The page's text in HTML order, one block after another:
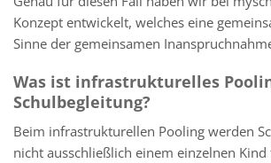
Konzept entwickelt, welches eine
Sinne der gemeinsamen
Was ist infrastrukturelles
Schulbegleitung?
Beim infrastrukturellen Pooling werden
nicht ausschließlich einem einzelnen